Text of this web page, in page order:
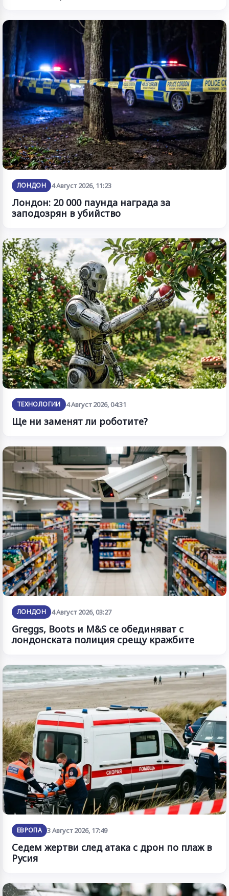
ЛОНДОН 4 Август 2026, 11:23
Лондон: 20 000 паунда награда за
заподозрян в убийство
ТЕХНОЛОГИИ 4 Август 2026, 04:31
Ще ни заменят ли роботите?
ЛОНДОН 4 Август 2026, 03:27
Greggs, Boots и M&S се обединяват с
лондонската полиция срещу кражбите
ЕВРОПА 3 Август 2026, 17:49
Седем жертви след атака с дрон по плаж в
Русия